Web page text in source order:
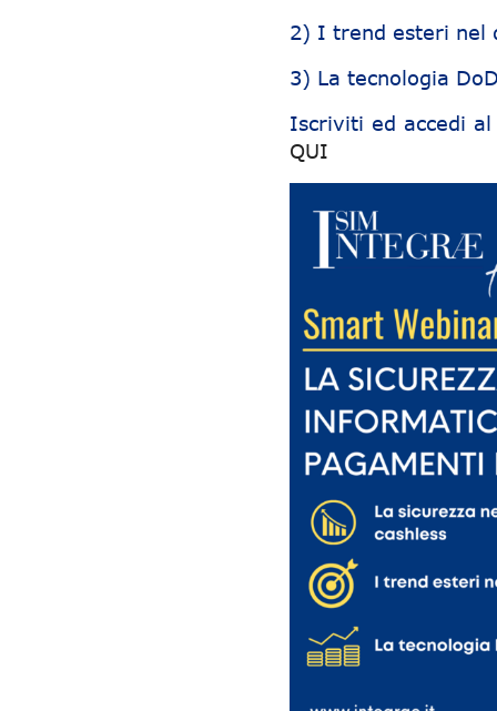
2) I trend esteri nel
3) La tecnologia DoD
Iscriviti ed accedi
QUI